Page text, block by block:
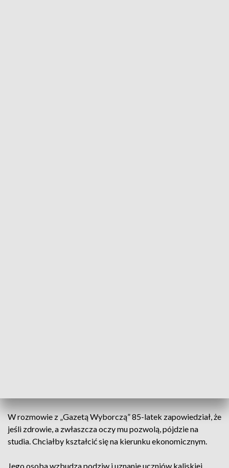
W rozmowie z „Gazetą Wyborczą” 85-latek zapowiedział, że
jeśli zdrowie, a zwłaszcza oczy mu pozwolą, pójdzie na
studia. Chciałby kształcić się na kierunku ekonomicznym.
Jego osoba wzbudza podziw i uznanie uczniów kaliskiej